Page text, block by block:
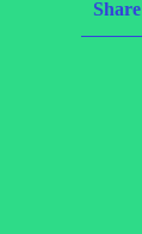
Share